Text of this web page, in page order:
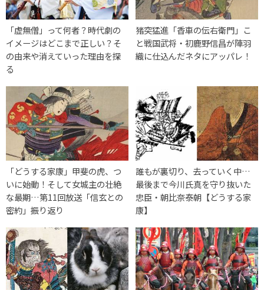
「虚無僧」って何者？時代劇の
イメージはどこまで正しい？そ
の由来や消えていった理由を探
る
猪突猛進「香車の伝右衛門」こ
と戦国武将・初鹿野信昌が陣羽
織に仕込んだネタにアッパレ！
「どうする家康」甲斐の虎、つ
いに始動！そして女城主の壮絶
な最期…第11回放送「信玄との
密約」振り返り
誰もが裏切り、去っていく中…
最後まで今川氏真を守り抜いた
忠臣・朝比奈泰朝【どうする家
康】